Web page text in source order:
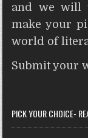
and we will
make your
world of
Submit your
PICK YOUR CHOICE-